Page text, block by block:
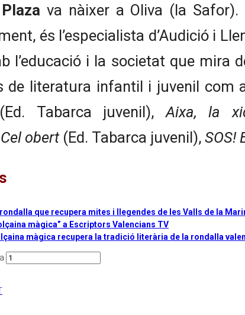
va nàixer a Oliva (la
és l’especialista d’Audició i
l’educació i la societat que mira
de literatura infantil i juvenil com
Tabarca juvenil),Aixa, la
Cel obert(Ed. Tabarca juvenil), SOS!
que recupera mites i llegendes de les Valls de la
màgica” a Escriptors Valencians TV
màgica recupera la tradició literària de la rondalla